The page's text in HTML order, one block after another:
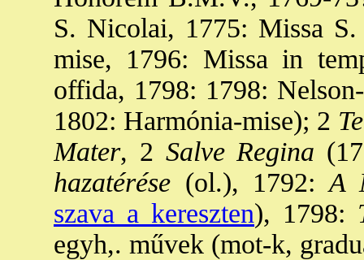
S. Nicolai, 1775: Missa
mise, 1796: Missa in
offida, 1798: 1798:
1802: Harmónia-mise); 2
Mater, 2 Salve Regina
hazatérése (ol.), 1792: A
szava a kereszten), 1798:
egyh,. művek (mot-k,